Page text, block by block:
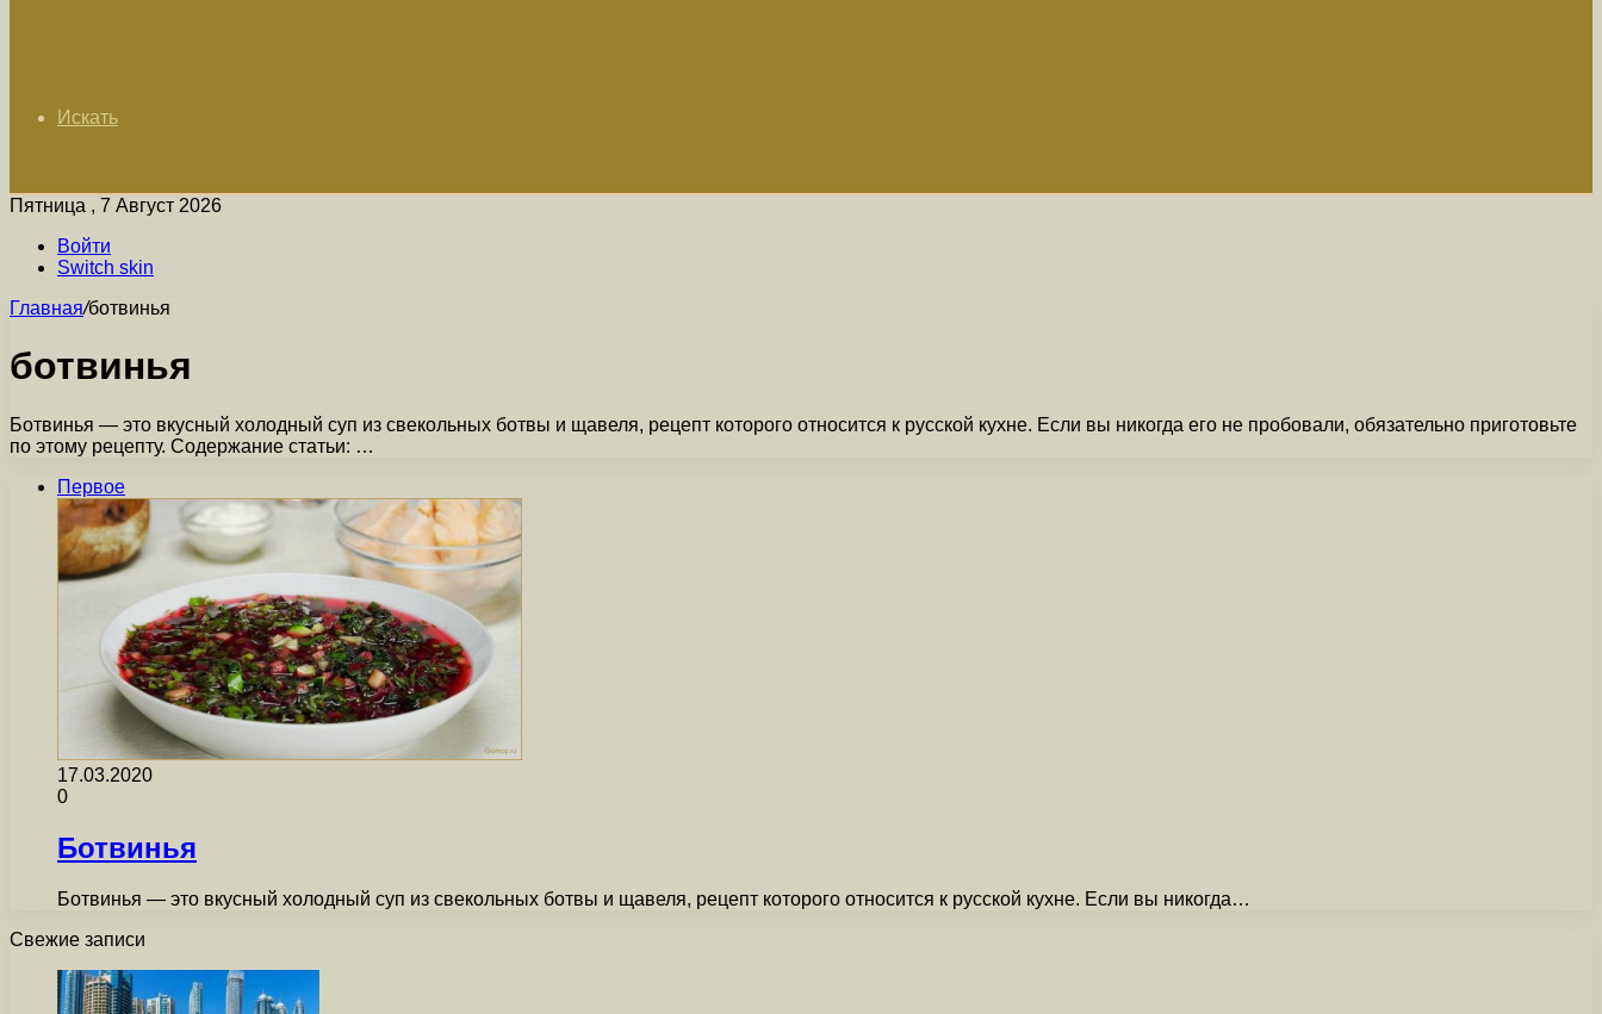
Искать
Пятница , 7 Август 2026
Войти
Switch skin
Главная/ботвинья
ботвинья
Ботвинья — это вкусный холодный суп из свекольных ботвы и щавеля, рецепт которого относится к русской кухне. Если вы никогда его не пробовали, обязательно приготовьте
по этому рецепту. Содержание статьи: …
Первое
17.03.2020
0
Ботвинья
Ботвинья — это вкусный холодный суп из свекольных ботвы и щавеля, рецепт которого относится к русской кухне. Если вы никогда…
Свежие записи